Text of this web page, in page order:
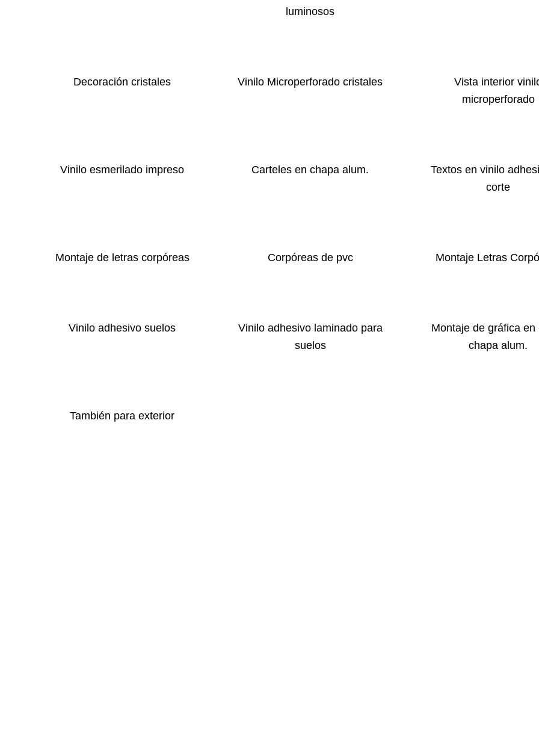
luminosos
Decoración cristales Vinilo Microperforado cristales
Vista interior
microperforado
Vinilo esmerilado impreso Carteles en chapa alum.
Textos en vinilo
corte
Montaje de letras corpóreas Corpóreas de pvc Montaje Letras
Vinilo adhesivo suelos
Vinilo adhesivo laminado para
suelos
Montaje de gráfica en
chapa alum.
También para exterior